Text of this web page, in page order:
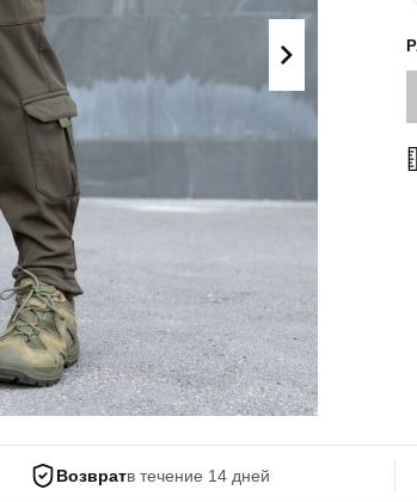
Майка
ХУДІ, СВІТШОТИ, СВЕТРИ
Светри
Світшоти
Худі
Боди
Возвратв течение 14 дней